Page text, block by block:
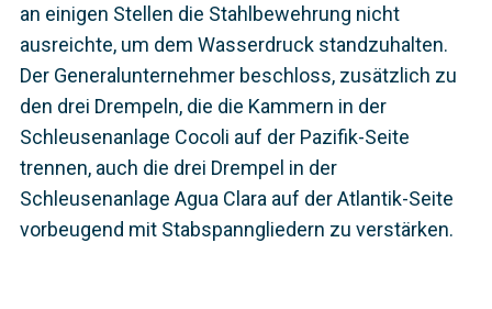
an einigen Stellen die Stahlbewehrung nicht
ausreichte, um dem Wasserdruck standzuhalten.
Der Generalunternehmer beschloss, zusätzlich zu
den drei Drempeln, die die Kammern in der
Schleusenanlage Cocoli auf der Pazifik-Seite
trennen, auch die drei Drempel in der
Schleusenanlage Agua Clara auf der Atlantik-Seite
vorbeugend mit Stabspanngliedern zu verstärken.